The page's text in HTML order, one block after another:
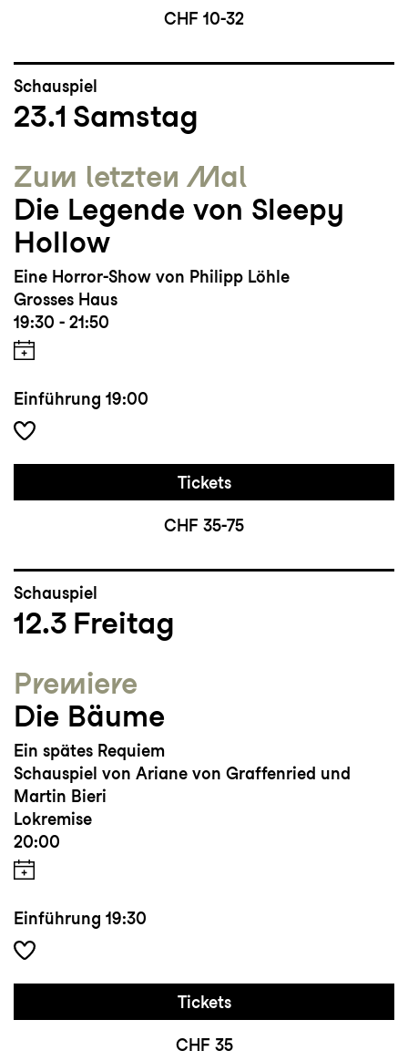
CHF 10-32
Schauspiel
23.1 Samstag
Zum letzten Mal
Die Legende von Sleepy
Hollow
Eine Horror-Show von Philipp Löhle
Grosses Haus
19:30 - 21:50
Einführung 19:00
Tickets
CHF 35-75
Schauspiel
12.3 Freitag
Premiere
Die Bäume
Ein spätes Requiem
Schauspiel von Ariane von Graffenried und
Martin Bieri
Lokremise
20:00
Einführung 19:30
Tickets
CHF 35